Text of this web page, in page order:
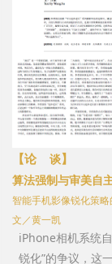
【论谈】
算法强制与审美自
智能手机影像锐化策
文／黄一凯
iPhone相机系统
锐化”的争议，这